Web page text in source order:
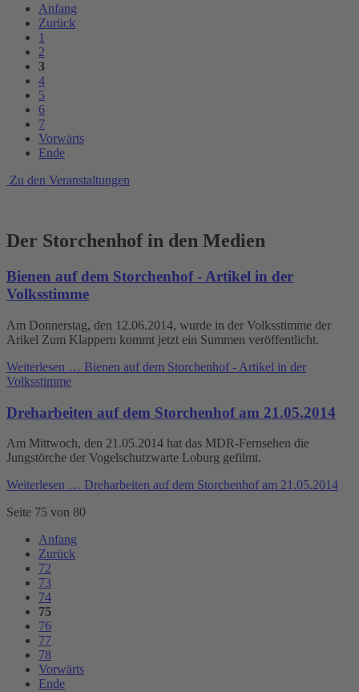
Anfang
Zurück
1
2
3
4
5
6
7
Vorwärts
Ende
Zu den Veranstaltungen
Der Storchenhof in den Medien
Bienen auf dem Storchenhof - Artikel in der
Volksstimme
Am Donnerstag, den 12.06.2014, wurde in der Volksstimme der
Arikel Zum Klappern kommt jetzt ein Summen veröffentlicht.
Weiterlesen … Bienen auf dem Storchenhof - Artikel in der
Volksstimme
Dreharbeiten auf dem Storchenhof am 21.05.2014
Am Mittwoch, den 21.05.2014 hat das MDR-Fernsehen die
Jungstörche der Vogelschutzwarte Loburg gefilmt.
Weiterlesen … Dreharbeiten auf dem Storchenhof am 21.05.2014
Seite 75 von 80
Anfang
Zurück
72
73
74
75
76
77
78
Vorwärts
Ende